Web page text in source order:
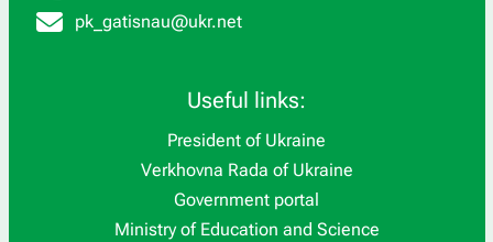
pk_gatisnau@ukr.net
Useful links:
President of Ukraine
Verkhovna Rada of Ukraine
Government portal
Ministry of Education and Science